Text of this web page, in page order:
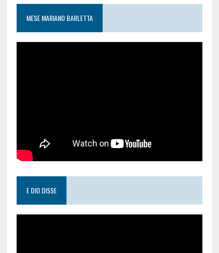
MESE MARIANO BARLETTA
E DIO DISSE